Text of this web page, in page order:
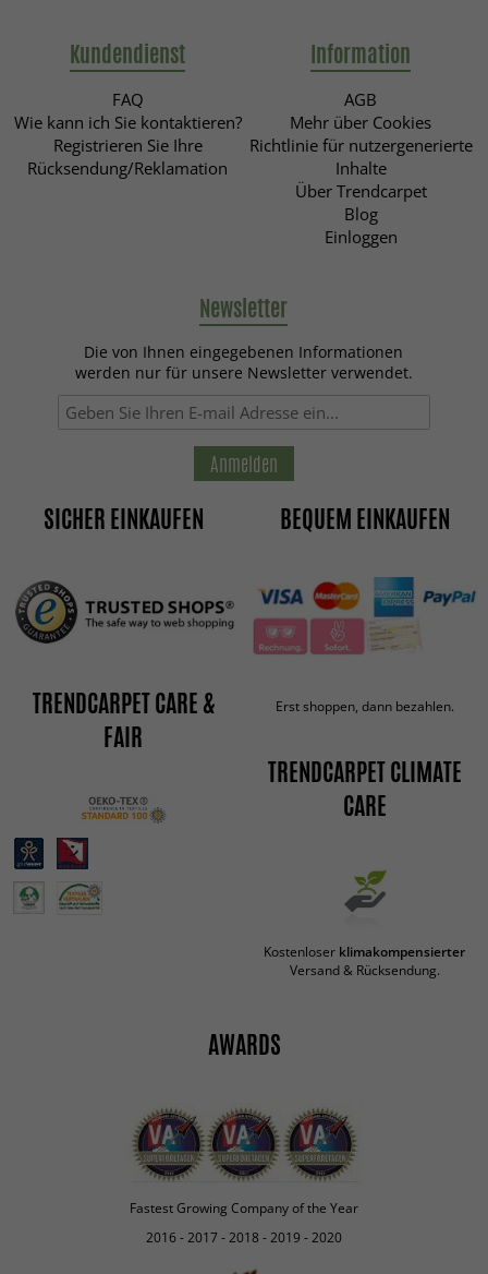
Kundendienst
FAQ
Wie kann ich Sie kontaktieren?
Registrieren Sie Ihre
Rücksendung/Reklamation
Information
AGB
Mehr über Cookies
Richtlinie für nutzergenerierte
Inhalte
Über Trendcarpet
Blog
Einloggen
Newsletter
Die von Ihnen eingegebenen Informationen
werden nur für unsere Newsletter verwendet.
Anmelden
SICHER EINKAUFEN
TRENDCARPET CARE &
FAIR
BEQUEM EINKAUFEN
Erst shoppen, dann bezahlen.
TRENDCARPET CLIMATE
CARE
Kostenloser klimakompensierter
Versand & Rücksendung.
AWARDS
Fastest Growing Company of the Year
2016 - 2017 - 2018 - 2019 - 2020